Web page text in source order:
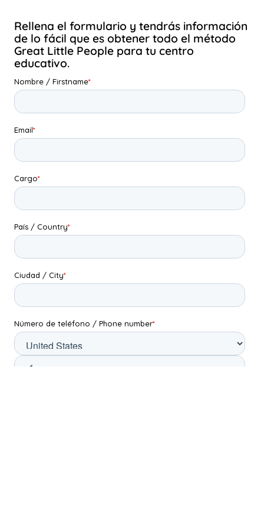
Rellena el formulario y tendrás información
de lo fácil que es obtener todo el método
Great Little People para tu centro
educativo.